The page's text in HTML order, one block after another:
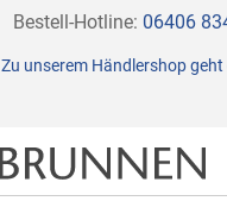
Direkt
Inhalt
Bestell-Hotline: 06406
Zu unserem Händlershop geht